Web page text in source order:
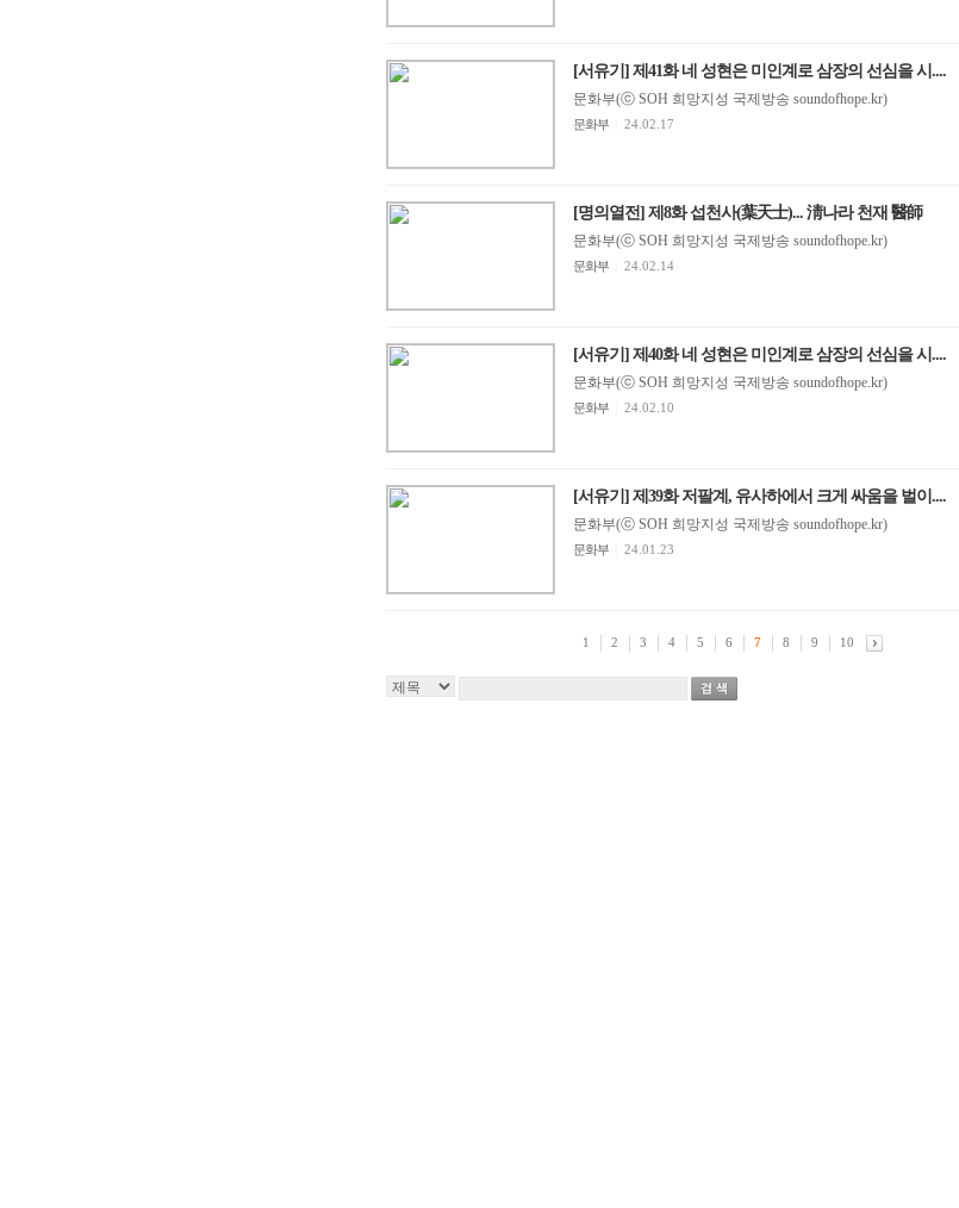
[서유기] 제41화 네 성현은 미인계로 삼장의 선심을 시....
문화부(ⓒ SOH 희망지성 국제방송 soundofhope.kr)
문화부 24.02.17
[명의열전] 제8화 섭천사(葉天士)... 淸나라 천재 醫師
문화부(ⓒ SOH 희망지성 국제방송 soundofhope.kr)
문화부 24.02.14
[서유기] 제40화 네 성현은 미인계로 삼장의 선심을 시....
문화부(ⓒ SOH 희망지성 국제방송 soundofhope.kr)
문화부 24.02.10
[서유기] 제39화 저팔계, 유사하에서 크게 싸움을 벌이....
문화부(ⓒ SOH 희망지성 국제방송 soundofhope.kr)
문화부 24.01.23
1 2 3 4 5 6 7 8 9 10